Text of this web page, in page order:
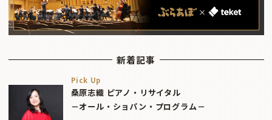
新着記事
Pick Up
桑原志織 ピアノ・リサイタル
－オール・ショパン・プログラム－